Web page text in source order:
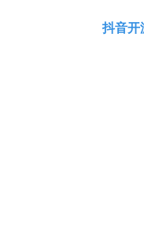
抖音开